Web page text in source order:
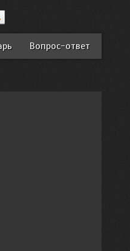
Вопрос-ответ